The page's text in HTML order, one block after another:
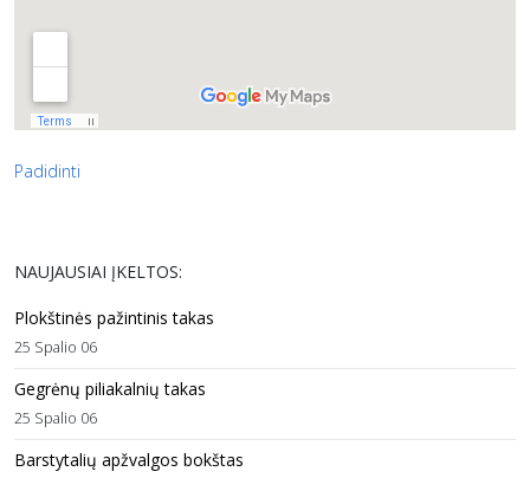
Padidinti
NAUJAUSIAI ĮKELTOS:
Plokštinės pažintinis takas
25 Spalio 06
Gegrėnų piliakalnių takas
25 Spalio 06
Barstytalių apžvalgos bokštas